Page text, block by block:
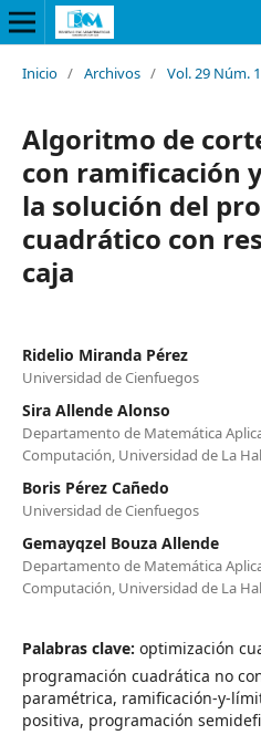
Inicio / Archivos / Vol. 29 Núm.
Algoritmo de
con ramificación
la solución del
cuadrático con
caja
Ridelio Miranda Pérez
Universidad de Cienfuegos
Sira Allende Alonso
Departamento de Matemática
Computación, Universidad de La
Boris Pérez Cañedo
Universidad de Cienfuegos
Gemayqzel Bouza Allende
Departamento de Matemática
Computación, Universidad de La
Palabras clave: optimización
programación cuadrática no
paramétrica, ramificación-y-
positiva, programación